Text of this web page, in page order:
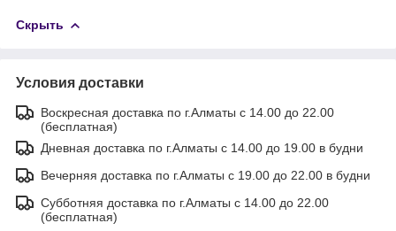
Скрыть
Условия доставки
Воскресная доставка по г.Алматы с 14.00 до 22.00
(бесплатная)
Дневная доставка по г.Алматы с 14.00 до 19.00 в будни
Вечерняя доставка по г.Алматы с 19.00 до 22.00 в будни
Субботняя доставка по г.Алматы с 14.00 до 22.00
(бесплатная)